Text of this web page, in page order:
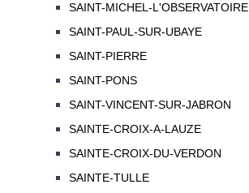
SAINT-MICHEL-L'OBSERVATOIRE
SAINT-PAUL-SUR-UBAYE
SAINT-PIERRE
SAINT-PONS
SAINT-VINCENT-SUR-JABRON
SAINTE-CROIX-A-LAUZE
SAINTE-CROIX-DU-VERDON
SAINTE-TULLE